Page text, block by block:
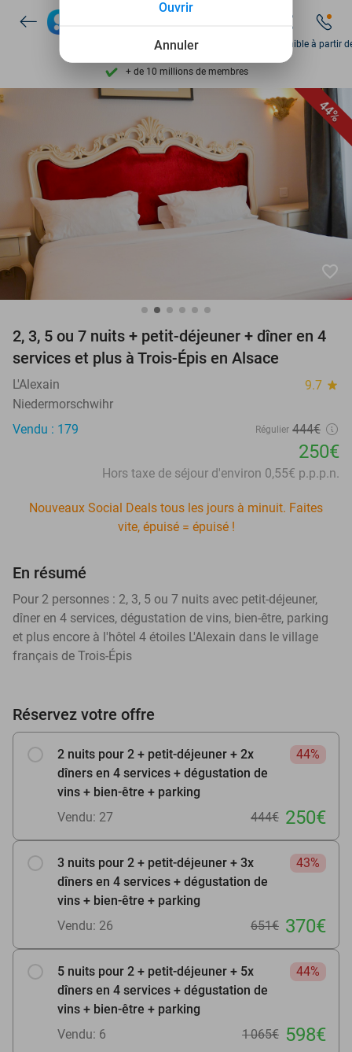
Disponible 7 jours par semaine
+ de 10 millions de membres
9,4 basé sur206 123 avis
Découvrez + de 15.000 deals
Disponible 7 jours par semaine
+ de 10 millions de membres
Disponible à partir
44%
favorite_border
2, 3, 5 ou 7 nuits + petit-déjeuner + dîner en 4
services et plus à Trois-Épis en Alsace
L'Alexain 9.7 star
Niedermorschwihr
Vendu : 179
Régulier 444€
250€
Hors taxe de séjour d'environ 0,55€ p.p.p.n.
Nouveaux Social Deals tous les jours à minuit. Faites
vite, épuisé = épuisé !
En résumé
Pour 2 personnes : 2, 3, 5 ou 7 nuits avec petit-déjeuner,
dîner en 4 services, dégustation de vins, bien-être, parking
et plus encore à l'hôtel 4 étoiles L'Alexain dans le village
français de Trois-Épis
Réservez votre offre
2 nuits pour 2 + petit-déjeuner + 2x
dîners en 4 services + dégustation de
vins + bien-être + parking
44%
Vendu: 27 444€ 250€
3 nuits pour 2 + petit-déjeuner + 3x
dîners en 4 services + dégustation de
vins + bien-être + parking
43%
Vendu: 26 651€ 370€
5 nuits pour 2 + petit-déjeuner + 5x
dîners en 4 services + dégustation de
vins + bien-être + parking
44%
Vendu: 6 1 065€ 598€
Annuler
Ouvrir